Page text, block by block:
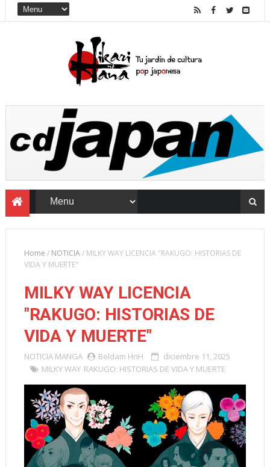
Home / NOTICIA/ MILKY WAY LICENCIA "RAKUGO: HISTORIAS DE
VIDA Y MUERTE"
MILKY WAY LICENCIA
"RAKUGO: HISTORIAS DE
VIDA Y MUERTE"
NOTICIA MANGA Beldam HnH
diciembre 11, 2025
MILKY WAY RAKUGO: HISTORIAS DE VIDA Y MUERTE